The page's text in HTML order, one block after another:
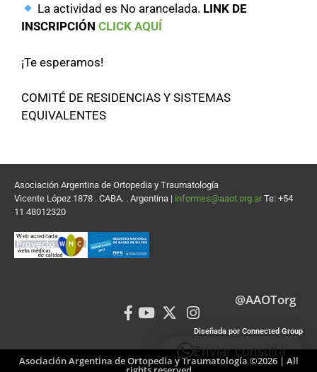
La actividad es No arancelada. LINK DE
INSCRIPCIÓN CLICK AQUÍ
¡Te esperamos!
COMITÉ DE RESIDENCIAS Y SISTEMAS
EQUIVALENTES
Asociación Argentina de Ortopedia y Traumatología
Vicente López 1878 . CABA. . Argentina | informes@aaot.org.ar Te: +54
11 48012320
@AAOTorg
Diseñada por Connected Group
Asociación Argentina de Ortopedia y Traumatología ©2026 | All
Enviar consulta